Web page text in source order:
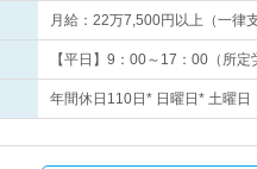
月給：22万7,500円以上（一律
【平日】9：00～17：00（所
年間休日110日* 日曜日* 土曜